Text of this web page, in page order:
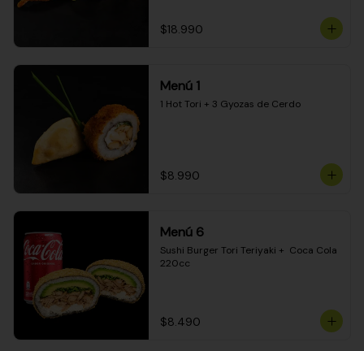
$18.990
Menú 1
1 Hot Tori + 3 Gyozas de Cerdo
$8.990
Menú 6
Sushi Burger Tori Teriyaki +  Coca Cola
220cc
$8.490